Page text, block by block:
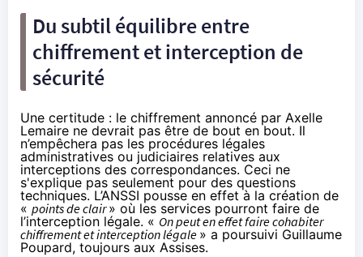
Du subtil équilibre entre
chiffrement et interception de
sécurité
Une certitude : le chiffrement annoncé par Axelle
Lemaire ne devrait pas être de bout en bout. Il
n’empêchera pas les procédures légales
administratives ou judiciaires relatives aux
interceptions des correspondances. Ceci ne
s'explique pas seulement pour des questions
techniques. L’ANSSI pousse en effet à la création de
« points de clair» où les services pourront faire de
l’interception légale. « On peut en effet faire cohabiter
chiffrement et interception légale » a poursuivi Guillaume
Poupard, toujours aux Assises.